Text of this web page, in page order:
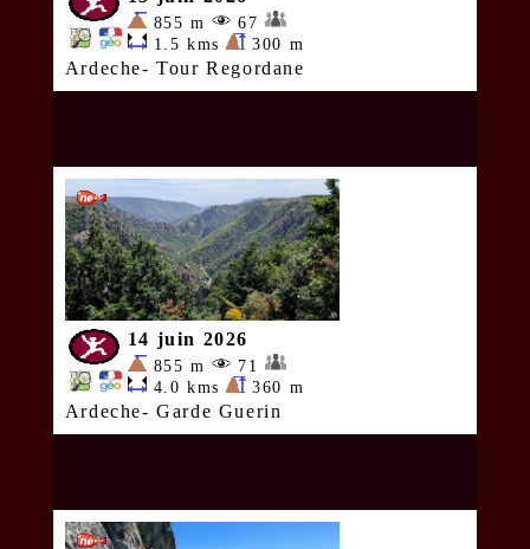
855 m
67
1.5 kms
300 m
Ardeche- Tour Regordane
14 juin 2026
855 m
71
4.0 kms
360 m
Ardeche- Garde Guerin